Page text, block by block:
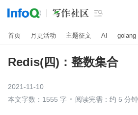

首页 月更活动 主题征文 AI golang
Redis(四)：整数集合
2021-11-10
本文字数：1555 字
阅读完需：约 5 分钟